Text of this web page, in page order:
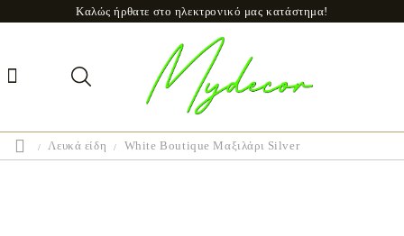
Καλώς ήρθατε στο ηλεκτρονικό μας κατάστημα!
Λευκά είδη White Boutique Μαξιλάρι Silver